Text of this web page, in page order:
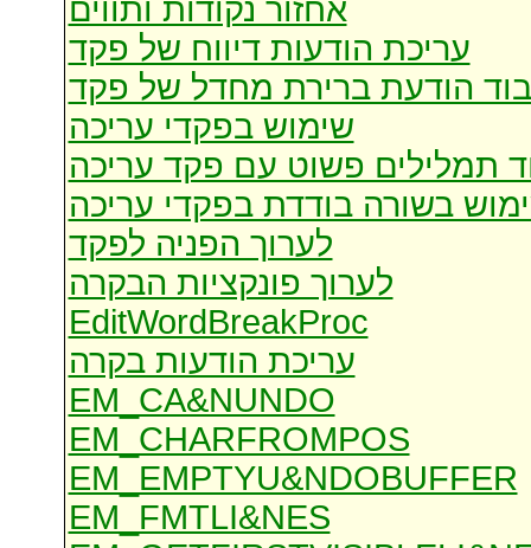
אחזור נקודות ותווים
עריכת הודעות דיווח של פקד
הודעת ברירת מחדל של פקד
שימוש בפקדי עריכה
תמלילים פשוט עם פקד עריכה
בשורה בודדת בפקדי עריכה
לערוך הפניה לפקד
לערוך פונקציות הבקרה
EditWordBreakProc
עריכת הודעות בקרה
EM_CA&NUNDO
EM_CHARFROMPOS
EM_EMPTYU&NDOBUFFER
EM_FMTLI&NES